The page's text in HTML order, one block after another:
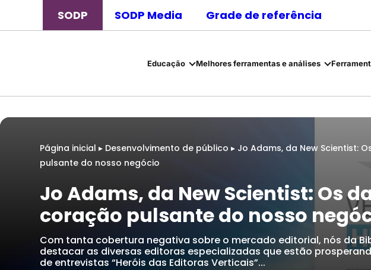
SODP SODP Media Grade de referência
Educação Melhores ferramentas e análises
Página inicial ▸ Desenvolvimento de público ▸ Jo Adams, da New Scientist:
pulsante do nosso negócio
Jo Adams, da New Scientist: Os
coração pulsante do nosso
Com tanta cobertura negativa sobre o mercado editorial, nós da
destacar as diversas editoras especializadas que estão
de entrevistas “Heróis das Editoras Verticais”...